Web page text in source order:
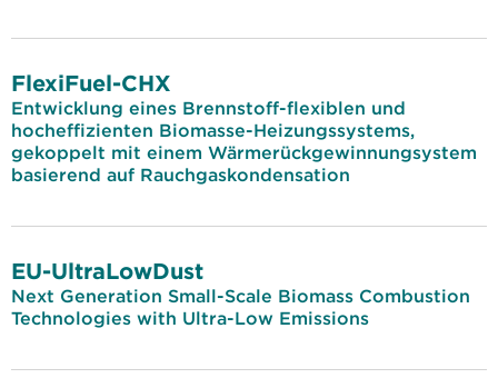
FlexiFuel-CHX
Entwicklung eines Brennstoff-flexiblen und
hocheffizienten Biomasse-Heizungssystems,
gekoppelt mit einem Wärmerückgewinnungsystem
basierend auf Rauchgaskondensation
EU-UltraLowDust
Next Generation Small-Scale Biomass Combustion
Technologies with Ultra-Low Emissions